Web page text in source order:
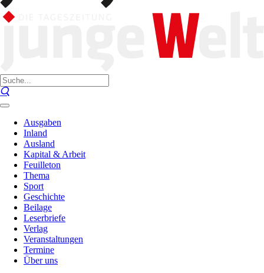
Ausgaben
Inland
Ausland
Kapital & Arbeit
Feuilleton
Thema
Sport
Geschichte
Beilage
Leserbriefe
Verlag
Veranstaltungen
Termine
Über uns